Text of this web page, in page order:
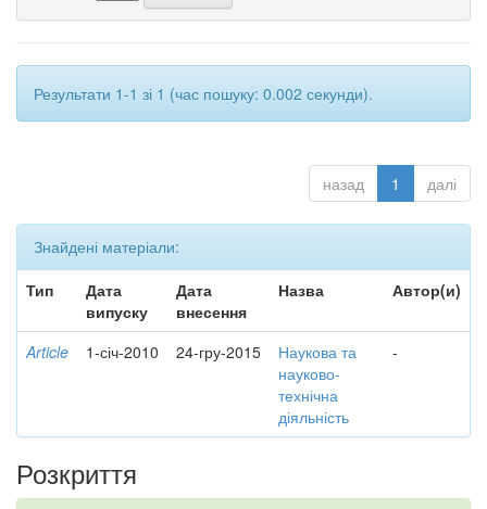
Результати 1-1 зі 1 (час пошуку: 0.002 секунди).
назад 1 далі
Знайдені матеріали:
Тип
Дата
випуску
Дата
внесення
Назва Автор(и)
Article 1-січ-2010 24-гру-2015
Наукова та
науково-
технічна
діяльність
-
Розкриття